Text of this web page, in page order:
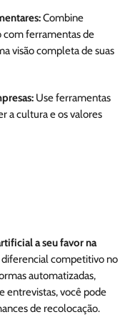
Combine
ferramentas de
visão completa de suas
Use ferramentas
a cultura e os valores
a seu favor na
competitivo no
automatizadas,
entrevistas, você pode
de recolocação.